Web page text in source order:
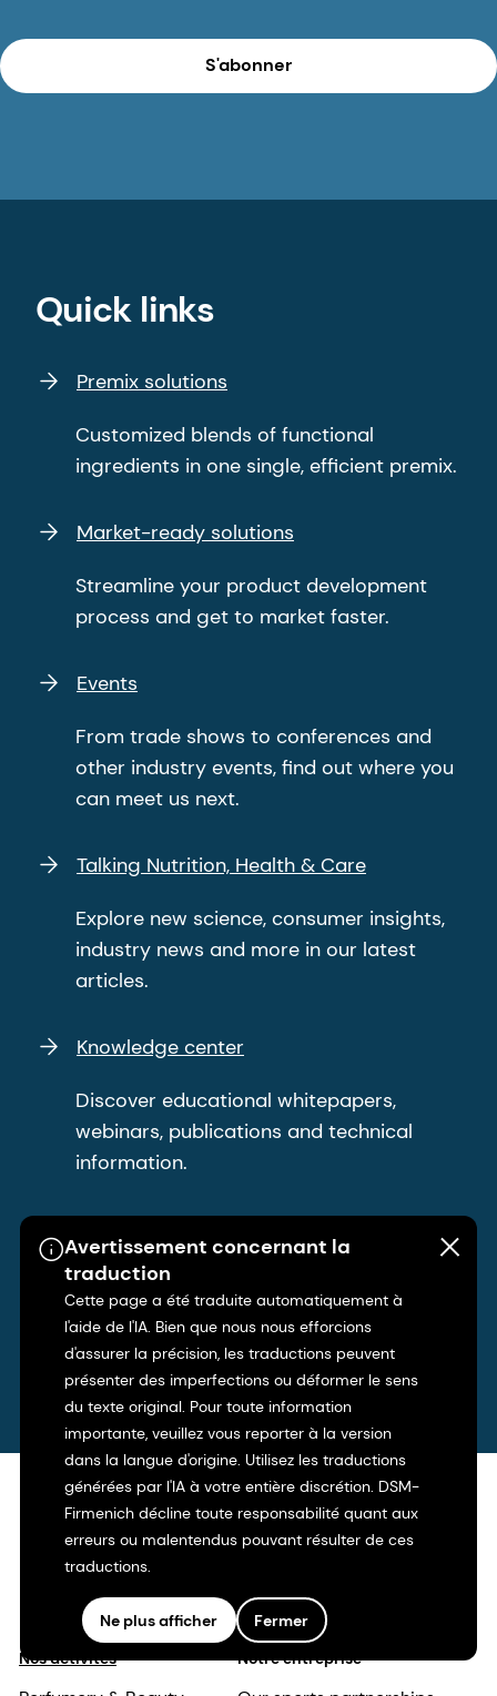
S'abonner
Quick links
Premix solutions
Customized blends of functional
ingredients in one single, efficient premix.
Market-ready solutions
Streamline your product development
process and get to market faster.
Events
From trade shows to conferences and
other industry events, find out where you
can meet us next.
Talking Nutrition, Health & Care
Explore new science, consumer insights,
industry news and more in our latest
articles.
Knowledge center
Discover educational whitepapers,
webinars, publications and technical
information.
Request samples, place orders and view
product documentation.
Avertissement concernant la
traduction
Cette page a été traduite automatiquement à
l'aide de l'IA. Bien que nous nous efforcions
d'assurer la précision, les traductions peuvent
présenter des imperfections ou déformer le sens
du texte original. Pour toute information
importante, veuillez vous reporter à la version
dans la langue d'origine. Utilisez les traductions
générées par l'IA à votre entière discrétion. DSM-
Firmenich décline toute responsabilité quant aux
erreurs ou malentendus pouvant résulter de ces
traductions.
Ne plus afficher
Fermer
Nos activités
Notre entreprise